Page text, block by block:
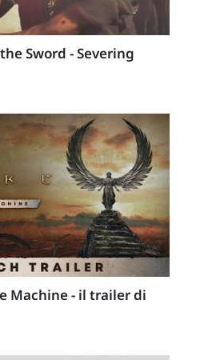
Sword - Severing
Machine - il trailer di